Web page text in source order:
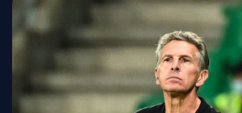
CDM 2026
EDF
REAL MADRID
FC BARCELONE